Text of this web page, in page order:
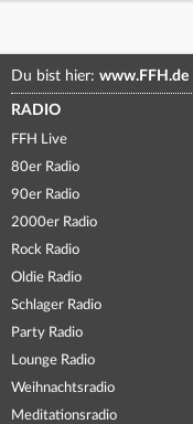
Du bist hier: www.FFH.de
RADIO
FFH Live
80er Radio
90er Radio
2000er Radio
Rock Radio
Oldie Radio
Schlager Radio
Party Radio
Lounge Radio
Weihnachtsradio
Meditationsradio